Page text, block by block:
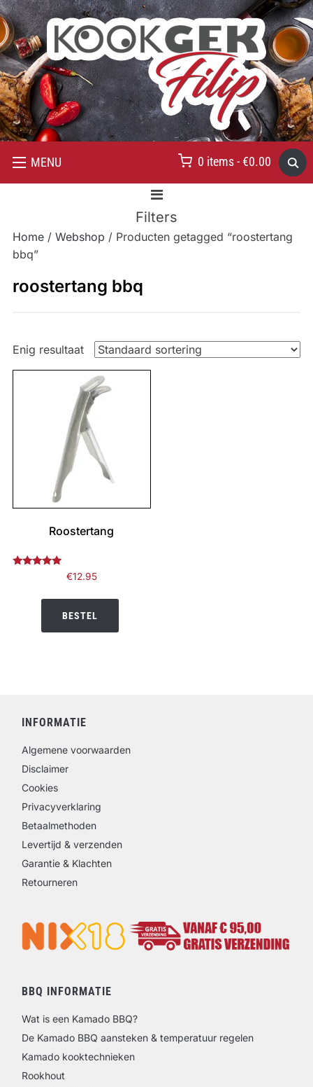
MENU 0 items - €0.00
Filters
Home/ Webshop / Producten getagged “roostertang
bbq”
roostertang bbq
Enig resultaat
Roostertang
€12.95
BESTEL
INFORMATIE
Algemene voorwaarden
Disclaimer
Cookies
Privacyverklaring
Betaalmethoden
Levertijd & verzenden
Garantie & Klachten
Retourneren
BBQ INFORMATIE
Wat is een Kamado BBQ?
De Kamado BBQ aansteken & temperatuur regelen
Kamado kooktechnieken
Rookhout